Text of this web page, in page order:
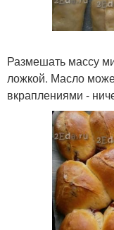
Размешать массу
ложкой. Масло
вкраплениями -